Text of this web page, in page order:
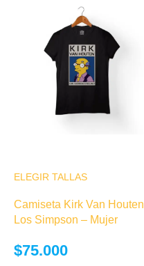
ELEGIR TALLAS
variantes. Las
opciones se
Camiseta Kirk Van Houten
Los Simpson – Mujer
$75.000